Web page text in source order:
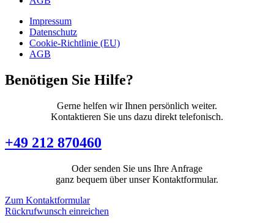
Impressum
Datenschutz
Cookie-Richtlinie (EU)
AGB
Benötigen Sie Hilfe?
Gerne helfen wir Ihnen persönlich weiter.
Kontaktieren Sie uns dazu direkt telefonisch.
+49 212 870460
Oder senden Sie uns Ihre Anfrage
ganz bequem über unser Kontaktformular.
Zum Kontaktformular
Rückrufwunsch einreichen